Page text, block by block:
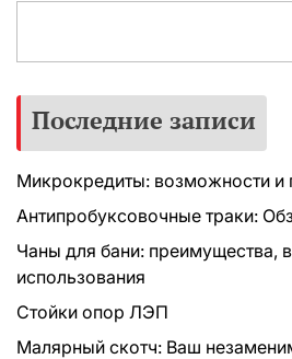
Последние записи
Микрокредиты: возможности и
Антипробуксовочные траки:
Чаны для бани: преимущества,
использования
Стойки опор ЛЭП
Малярный скотч: Ваш